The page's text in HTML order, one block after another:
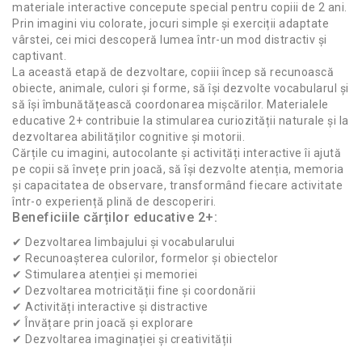
materiale interactive concepute special pentru copiii de 2 ani.
Prin imagini viu colorate, jocuri simple și exerciții adaptate
vârstei, cei mici descoperă lumea într-un mod distractiv și
captivant.
La această etapă de dezvoltare, copiii încep să recunoască
obiecte, animale, culori și forme, să își dezvolte vocabularul și
să își îmbunătățească coordonarea mișcărilor. Materialele
educative 2+ contribuie la stimularea curiozității naturale și la
dezvoltarea abilităților cognitive și motorii.
Cărțile cu imagini, autocolante și activități interactive îi ajută
pe copii să învețe prin joacă, să își dezvolte atenția, memoria
și capacitatea de observare, transformând fiecare activitate
într-o experiență plină de descoperiri.
Beneficiile cărților educative 2+:
✔ Dezvoltarea limbajului și vocabularului
✔ Recunoașterea culorilor, formelor și obiectelor
✔ Stimularea atenției și memoriei
✔ Dezvoltarea motricității fine și coordonării
✔ Activități interactive și distractive
✔ Învățare prin joacă și explorare
✔ Dezvoltarea imaginației și creativității